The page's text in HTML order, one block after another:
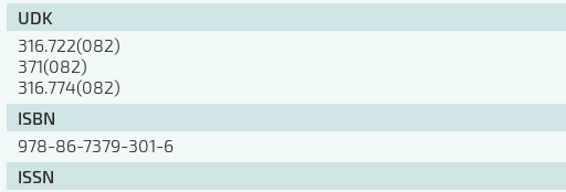
UDK
316.722(082)
371(082)
316.774(082)
ISBN
978-86-7379-301-6
ISSN